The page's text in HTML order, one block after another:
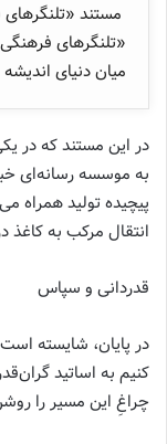
مستند
«تلنگرهای
میان دنیای
در این مستند که در
به موسسه رسانه‌ای
پیچیده تولید همراه
انتقال مرکب به
قدردانی و سپاس
در پایان، شایسته
کنیم به اساتید
چراغِ این مسیر را